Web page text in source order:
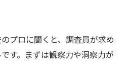
プロに聞くと、調査員が求め
す。まずは観察力や洞察力が